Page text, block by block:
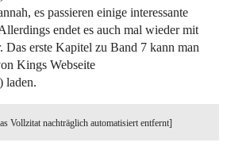
es passieren einige interessante
endet es auch mal wieder mit
Das erste Kapitel zu Band 7 kann man
Kings Webseite
) laden.
Vollzitat nachträglich automatisiert entfernt]